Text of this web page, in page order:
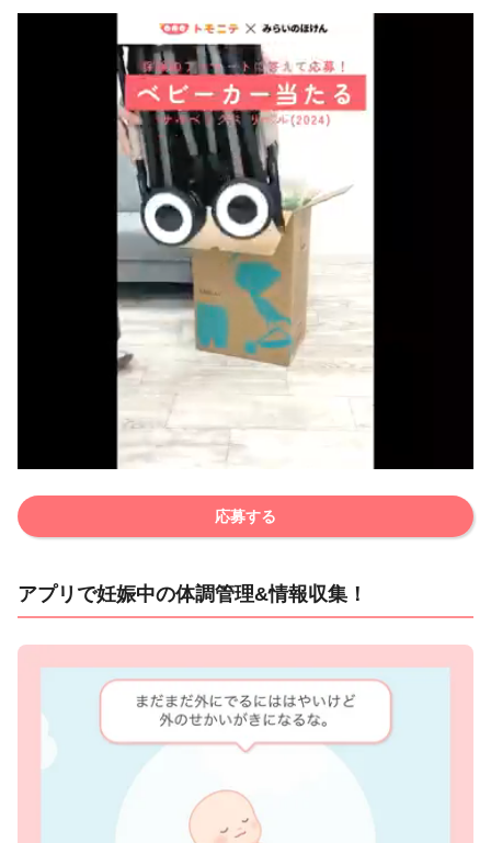
応募する
アプリで妊娠中の体調管理&情報収集！